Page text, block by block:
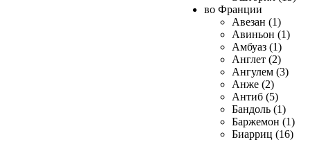
во Франции
Авезан (1)
Авиньон (1)
Амбуаз (1)
Англет (2)
Ангулем (3)
Анже (2)
Антиб (5)
Бандоль (1)
Баржемон (1)
Биарриц (16)